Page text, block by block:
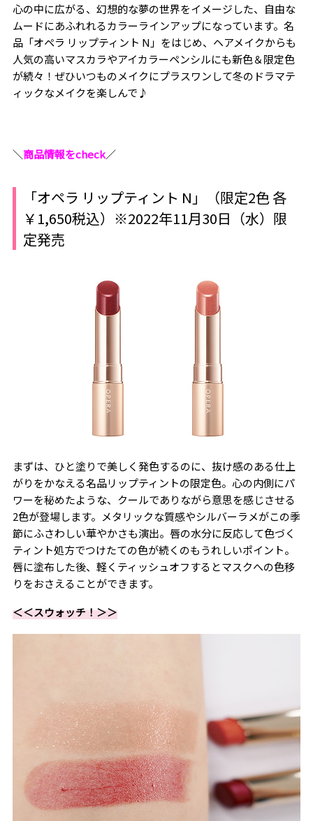
心の中に広がる、幻想的な夢の世界をイメージした、自由な
ムードにあふれれるカラーラインアップになっています。名
品「オペラ リップティント N」をはじめ、ヘアメイクからも
人気の高いマスカラやアイカラーペンシルにも新色＆限定色
が続々！ぜひいつものメイクにプラスワンして冬のドラマテ
ィックなメイクを楽しんで♪
＼商品情報をcheck／
「オペラ リップティント N」（限定2色 各
￥1,650税込）※2022年11月30日（水）限
定発売
まずは、ひと塗りで美しく発色するのに、抜け感のある仕上
がりをかなえる名品リップティントの限定色。心の内側にパ
ワーを秘めたような、クールでありながら意思を感じさせる
2色が登場します。メタリックな質感やシルバーラメがこの季
節にふさわしい華やかさも演出。唇の水分に反応して色づく
ティント処方でつけたての色が続くのもうれしいポイント。
唇に塗布した後、軽くティッシュオフするとマスクへの色移
りをおさえることができます。
＜＜スウォッチ！＞＞